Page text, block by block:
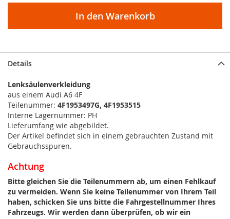
In den Warenkorb
Details
Lenksäulenverkleidung
aus einem Audi A6 4F
Teilenummer: 4F1953497G, 4F1953515
Interne Lagernummer: PH
Lieferumfang wie abgebildet.
Der Artikel befindet sich in einem gebrauchten Zustand mit
Gebrauchsspuren.
Achtung
Bitte gleichen Sie die Teilenummern ab, um einen Fehlkauf
zu vermeiden. Wenn Sie keine Teilenummer von Ihrem Teil
haben, schicken Sie uns bitte die Fahrgestellnummer Ihres
Fahrzeugs. Wir werden dann überprüfen, ob wir ein